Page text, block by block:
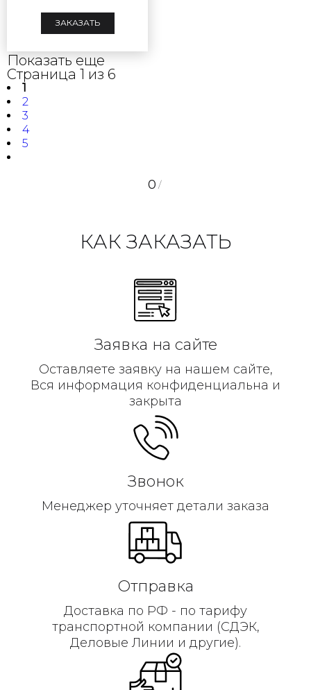
0 /
ЗАКАЗАТЬ
Показать еще
Страница 1 из 6
1
2
3
4
5
КАК ЗАКАЗАТЬ
Заявка на сайте
Оставляете заявку на нашем сайте,
Вся информация конфиденциальна и
закрыта
Звонок
Менеджер уточняет детали заказа
Отправка
Доставка по РФ - по тарифу
транспортной компании (СДЭК,
Деловые Линии и другие).